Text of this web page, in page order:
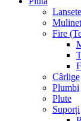
Fire
Cârlige
Plumbi
Plute
Suporți